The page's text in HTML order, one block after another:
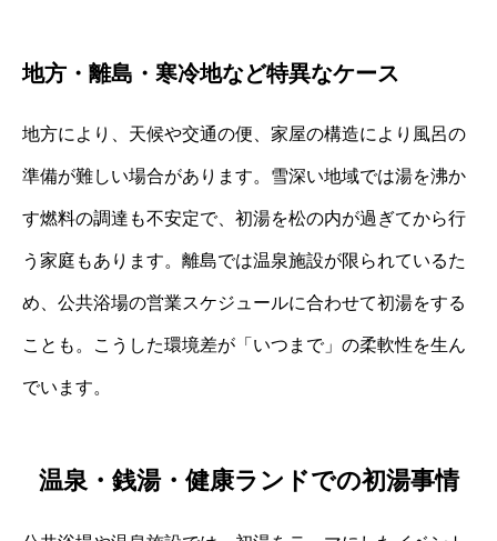
地方・離島・寒冷地など特異なケース
地方により、天候や交通の便、家屋の構造により風呂の
準備が難しい場合があります。雪深い地域では湯を沸か
す燃料の調達も不安定で、初湯を松の内が過ぎてから行
う家庭もあります。離島では温泉施設が限られているた
め、公共浴場の営業スケジュールに合わせて初湯をする
ことも。こうした環境差が「いつまで」の柔軟性を生ん
でいます。
温泉・銭湯・健康ランドでの初湯事情